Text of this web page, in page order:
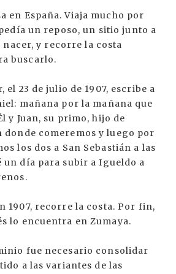
en España. Viaja mucho por
un reposo, un sitio junto a
y recorre la costa
buscarlo.
el 23 de julio de 1907, escribe a
mañana por la mañana que
y Juan, su primo, hijo de
donde comeremos y luego por
los dos a San Sebastián a las
un día para subir a Igueldo a
1907, recorre la costa. Por fin,
lo encuentra en Zumaya.
fue necesario consolidar
a las variantes de las